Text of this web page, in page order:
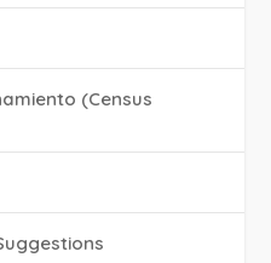
(Census